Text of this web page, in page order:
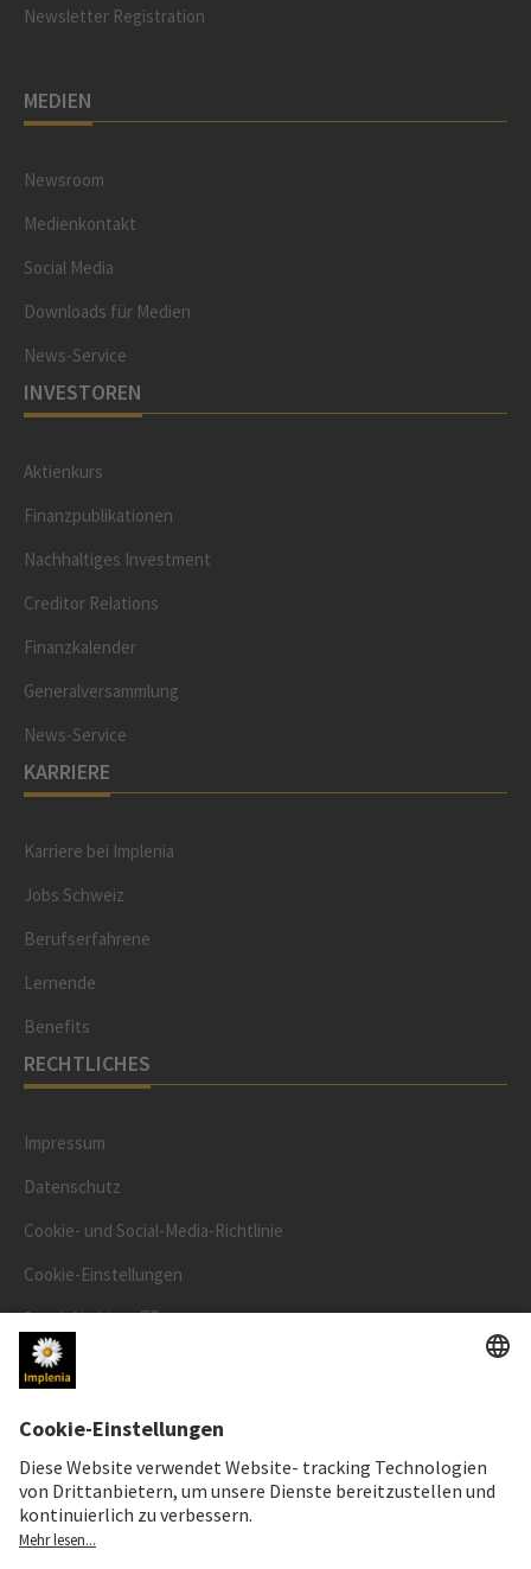
Newsletter Registration
MEDIEN
Newsroom
Medienkontakt
Social Media
Downloads für Medien
News-Service
INVESTOREN
Aktienkurs
Finanzpublikationen
Nachhaltiges Investment
Creditor Relations
Finanzkalender
Generalversammlung
News-Service
KARRIERE
Karriere bei Implenia
Jobs Schweiz
Berufserfahrene
Lernende
Benefits
RECHTLICHES
Impressum
Datenschutz
Cookie- und Social-Media-Richtlinie
Cookie-Einstellungen
Speak Up Line
AKTIENKURS
SWX: Implenia AG
ISIN: CH0023868554
62,30 CHF
0,00 CHF (0,00%)
Details